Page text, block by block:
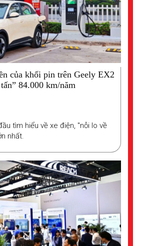
của khối pin trên Geely EX2
84.000 km/năm
tìm hiểu về xe điện, "nỗi lo về
nhất.